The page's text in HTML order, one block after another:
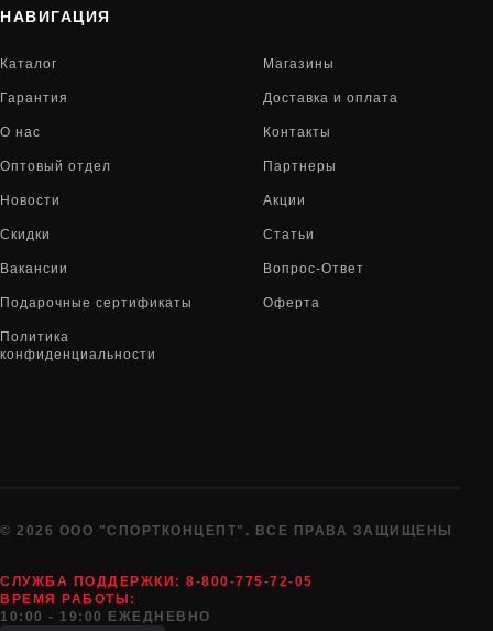
НАВИГАЦИЯ
Каталог Магазины
Гарантия Доставка и оплата
О нас Контакты
Оптовый отдел Партнеры
Новости Акции
Скидки Статьи
Вакансии Вопрос-Ответ
Подарочные сертификаты Оферта
Политика
конфиденциальности
© 2026 ООО "СПОРТКОНЦЕПТ". ВСЕ ПРАВА ЗАЩИЩЕНЫ
СЛУЖБА ПОДДЕРЖКИ: 8-800-775-72-05
ВРЕМЯ РАБОТЫ:
10:00 - 19:00 ЕЖЕДНЕВНО